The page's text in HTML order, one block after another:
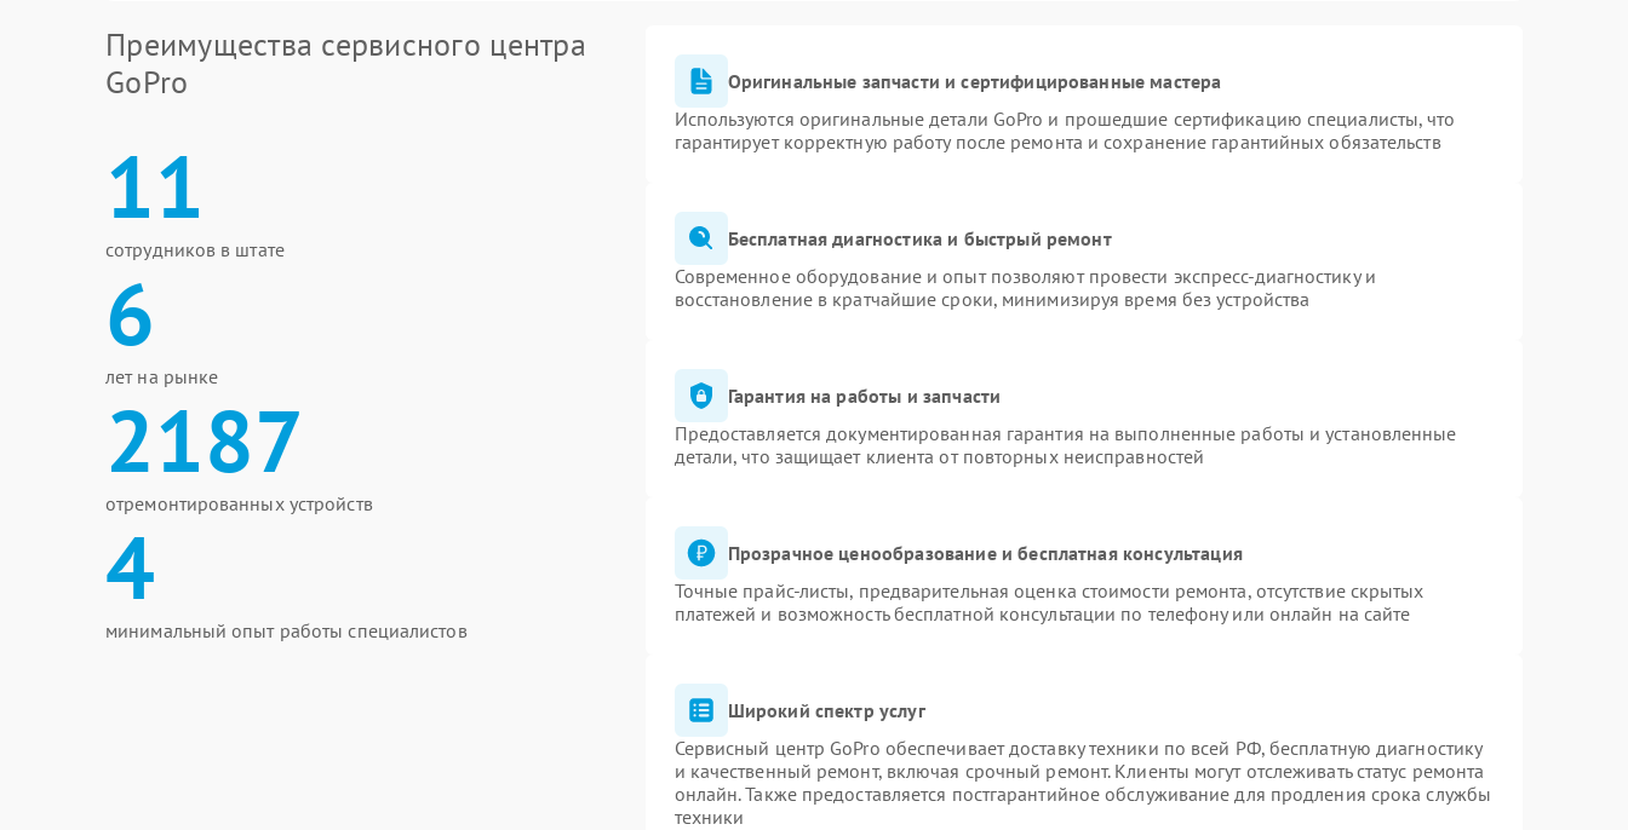
Преимущества сервисного центра
GoPro
11
сотрудников в штате
6
лет на рынке
2187
отремонтированных устройств
4
минимальный опыт работы специалистов
Оригинальные запчасти и сертифицированные мастера
Используются оригинальные детали GoPro и прошедшие сертификацию специалисты, что
гарантирует корректную работу после ремонта и сохранение гарантийных обязательств
Бесплатная диагностика и быстрый ремонт
Современное оборудование и опыт позволяют провести экспресс-диагностику и
восстановление в кратчайшие сроки, минимизируя время без устройства
Гарантия на работы и запчасти
Предоставляется документированная гарантия на выполненные работы и установленные
детали, что защищает клиента от повторных неисправностей
Прозрачное ценообразование и бесплатная консультация
Точные прайс-листы, предварительная оценка стоимости ремонта, отсутствие скрытых
платежей и возможность бесплатной консультации по телефону или онлайн на сайте
Широкий спектр услуг
Сервисный центр GoPro обеспечивает доставку техники по всей РФ, бесплатную диагностику
и качественный ремонт, включая срочный ремонт. Клиенты могут отслеживать статус ремонта
онлайн. Также предоставляется постгарантийное обслуживание для продления срока службы
техники